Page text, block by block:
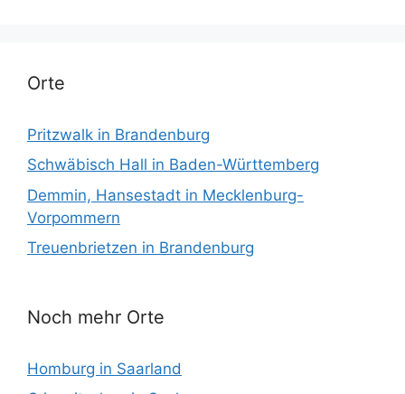
Orte
Pritzwalk in Brandenburg
Schwäbisch Hall in Baden-Württemberg
Demmin, Hansestadt in Mecklenburg-
Vorpommern
Treuenbrietzen in Brandenburg
Noch mehr Orte
Homburg in Saarland